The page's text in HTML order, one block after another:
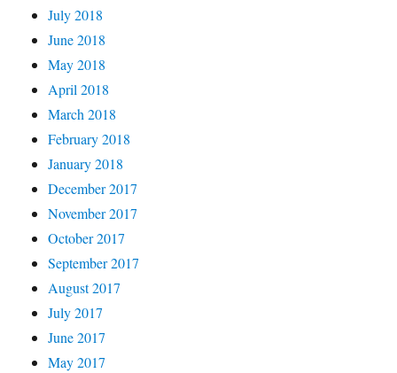
July 2018
June 2018
May 2018
April 2018
March 2018
February 2018
January 2018
December 2017
November 2017
October 2017
September 2017
August 2017
July 2017
June 2017
May 2017